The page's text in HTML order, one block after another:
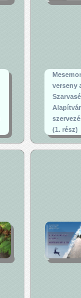
verseny
(1. rész)